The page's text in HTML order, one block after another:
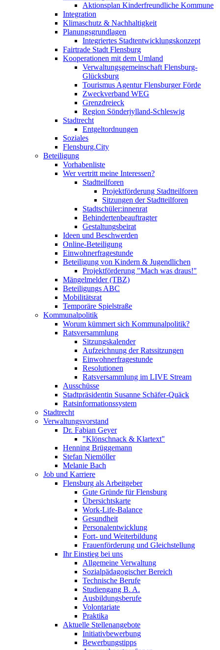
Aktionsplan Kinderfreundliche Kommune
Integration
Klimaschutz & Nachhaltigkeit
Planungsgrundlagen
Integriertes Stadtentwicklungskonzept
Fairtrade Stadt Flensburg
Kooperationen mit dem Umland
Verwaltungsgemeinschaft Flensburg-
Glücksburg
Tourismus Agentur Flensburger Förde
Zweckverband WEG
Grenzdreieck
Region Sönderjylland-Schleswig
Stadtrecht
Entgeltordnungen
Soziales
Flensburg.City
Beteiligung
Vorhabenliste
Wer vertritt meine Interessen?
Stadtteilforen
Projektförderung Stadtteilforen
Sitzungen der Stadtteilforen
Stadtschüler:innenrat
Behindertenbeauftragter
Gestaltungsbeirat
Ideen und Beschwerden
Online-Beteiligung
Einwohnerfragestunde
Beteiligung von Kindern & Jugendlichen
Projektförderung "Mach was draus!"
Mängelmelder (TBZ)
Beteiligungs ABC
Mobilitätsrat
Temporäre Spielstraße
Kommunalpolitik
Worum kümmert sich Kommunalpolitik?
Ratsversammlung
Sitzungskalender
Aufzeichnung der Ratssitzungen
Einwohnerfragestunde
Resolutionen
Ratsversammlung im LIVE Stream
Ausschüsse
Stadtpräsidentin Susanne Schäfer-Quäck
Ratsinformationssystem
Stadtrecht
Verwaltungsvorstand
Dr. Fabian Geyer
"Klönschnack & Klartext"
Henning Brüggemann
Stefan Niemöller
Melanie Bach
Job und Karriere
Flensburg als Arbeitgeber
Gute Gründe für Flensburg
Übersichtskarte
Work-Life-Balance
Gesundheit
Personalentwicklung
Fort- und Weiterbildung
Frauenförderung und Gleichstellung
Ihr Einstieg bei uns
Allgemeine Verwaltung
Sozialpädagogischer Bereich
Technische Berufe
Studiengang B. A.
Ausbildungsberufe
Volontariate
Praktika
Aktuelle Stellenangebote
Initiativbewerbung
Bewerbungstipps